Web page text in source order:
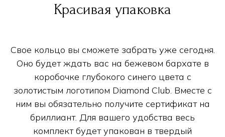
Красивая упаковка
Свое кольцо вы сможете забрать уже сегодня.
Оно будет ждать вас на бежевом бархате в
коробочке глубокого синего цвета с
золотистым логотипом Diamond Club. Вместе с
ним вы обязательно получите сертификат на
бриллиант. Для вашего удобства весь
комплект будет упакован в твердый